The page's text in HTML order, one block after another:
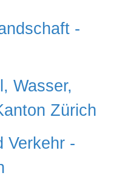
-
Wasser,
Zürich
Verkehr -